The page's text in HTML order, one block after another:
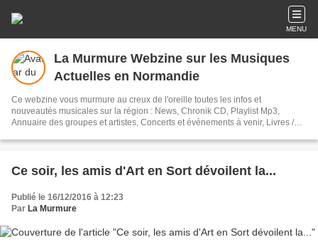
MENU
La Murmure Webzine sur les Musiques
Actuelles en Normandie
Ce webzine vous murmure au creux de l'oreille toutes les infos et
nouveautés musicales sur la région : News, Chronik CD, Playlist Mp3,
Annuaire des groupes et artistes, Concerts et événements à venir, Livres /
Ce soir, les amis d'Art en Sort dévoilent la...
Publié le 16/12/2016 à 12:23
Par La Murmure